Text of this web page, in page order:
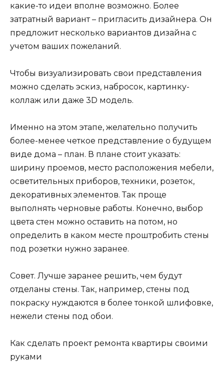
какие-то идеи вполне возможно. Более
затратный вариант – пригласить дизайнера. Он
предложит несколько вариантов дизайна с
учетом ваших пожеланий.
Чтобы визуализировать свои представления
можно сделать эскиз, набросок, картинку-
коллаж или даже 3D модель.
Именно на этом этапе, желательно получить
более-менее четкое представление о будущем
виде дома – план. В плане стоит указать:
ширину проемов, место расположения мебели,
осветительных приборов, техники, розеток,
декоративных элементов. Так проще
выполнять черновые работы. Конечно, выбор
цвета стен можно оставить на потом, но
определить в каком месте проштробить стены
под розетки нужно заранее.
Совет. Лучше заранее решить, чем будут
отделаны стены. Так, например, стены под
покраску нуждаются в более тонкой шлифовке,
нежели стены под обои.
Как сделать проект ремонта квартиры своими
руками